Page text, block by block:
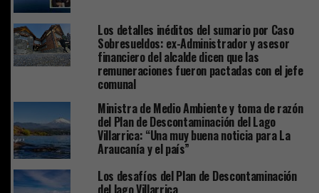
Los detalles inéditos del sumario por Caso
Sobresueldos: ex-Administrador y asesor
financiero del alcalde dicen que las
remuneraciones fueron pactadas con el jefe
comunal
Ministra de Medio Ambiente y toma de razón
del Plan de Descontaminación del Lago
Villarrica: “Una muy buena noticia para La
Araucanía y el país”
Los desafíos del Plan de Descontaminación
del lago Villarrica